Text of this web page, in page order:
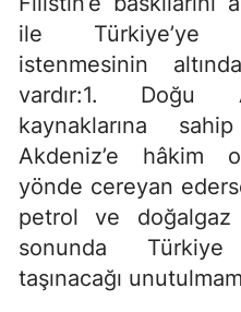
ile Türkiye’ye
istenmesinin
vardır:1. Doğu
kaynaklarına
Akdeniz’e hâkim
yönde cereyan
petrol ve doğalgaz
sonunda
taşınacağı